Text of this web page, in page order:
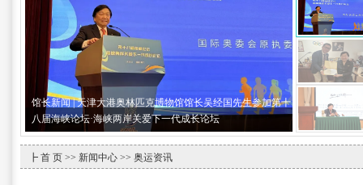
馆长新闻 | 天津大港奥林匹克博物馆馆长吴经国先生参加第十
八届海峡论坛·海峡两岸关爱下一代成长论坛
┣ 首 页 >> 新闻中心 >> 奥运资讯